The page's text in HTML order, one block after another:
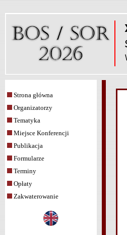
Strona główna
Organizatorzy
Tematyka
Miejsce Konferencji
Publikacja
Formularze
Terminy
Opłaty
Zakwaterowanie